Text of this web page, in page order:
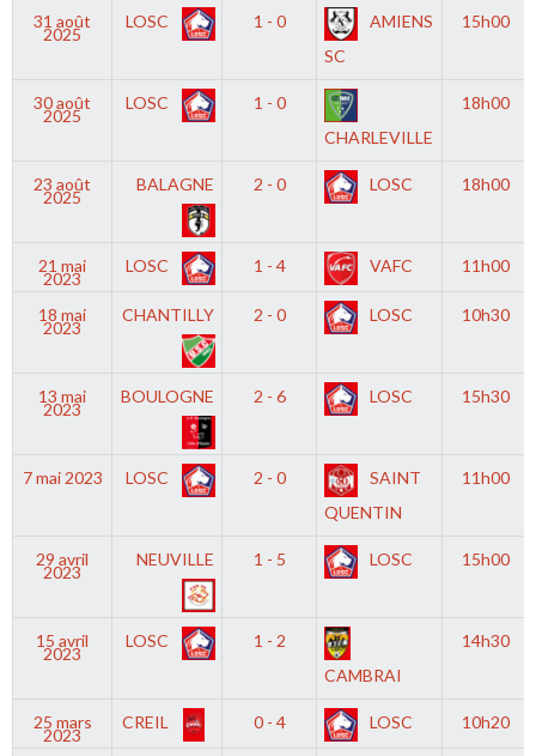
31 août
2025
LOSC 1 - 0
AMIENS
SC
15h00
30 août
2025
LOSC
1 - 0
CHARLEVILLE
18h00
23 août
2025
BALAGNE 2 - 0 LOSC 18h00
21 mai
2023
LOSC 1 - 4 VAFC 11h00
18 mai
2023
CHANTILLY 2 - 0 LOSC 10h30
13 mai
2023
BOULOGNE 2 - 6 LOSC 15h30
7 mai 2023 LOSC 2 - 0
SAINT
QUENTIN
11h00
29 avril
2023
NEUVILLE 1 - 5 LOSC 15h00
15 avril
2023
LOSC
1 - 2
CAMBRAI
14h30
25 mars
2023
CREIL 0 - 4 LOSC 10h20